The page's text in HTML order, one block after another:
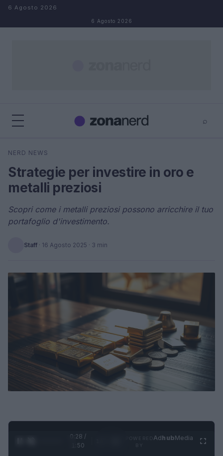
Salta al contenuto
6 Agosto 2026
6 Agosto 2026
⌕
Cerca
NERD NEWS
Strategie per investire in oro e
metalli preziosi
Scopri come i metalli preziosi possono arricchire il tuo
portafoglio d'investimento.
Staff · 16 Agosto 2025 · 3 min
0:29 /
1:50
AdhubMedia